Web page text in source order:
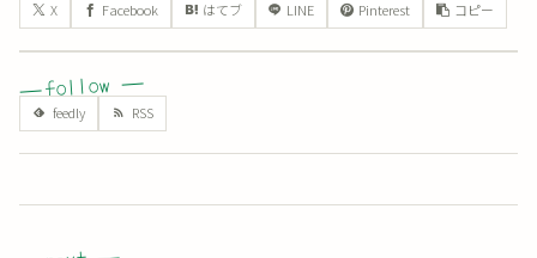
X Facebook はてブ LINE Pinterest コピー